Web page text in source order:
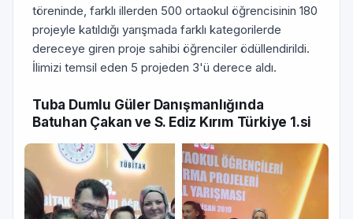
töreninde, farklı illerden 500 ortaokul öğrencisinin 180
projeyle katıldığı yarışmada farklı kategorilerde
dereceye giren proje sahibi öğrenciler ödüllendirildi.
İlimizi temsil eden 5 projeden 3'ü derece aldı.
Tuba Dumlu Güler Danışmanlığında
Batuhan Çakan ve S. Ediz Kırım Türkiye 1.si